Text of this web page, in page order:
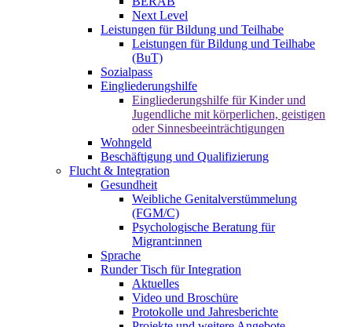
Next Level
Leistungen für Bildung und Teilhabe
Leistungen für Bildung und Teilhabe
(BuT)
Sozialpass
Eingliederungshilfe
Eingliederungshilfe für Kinder und
Jugendliche mit körperlichen, geistigen
oder Sinnesbeeinträchtigungen
Wohngeld
Beschäftigung und Qualifizierung
Flucht & Integration
Gesundheit
Weibliche Genitalverstümmelung
(FGM/C)
Psychologische Beratung für
Migrant:innen
Sprache
Runder Tisch für Integration
Aktuelles
Video und Broschüre
Protokolle und Jahresberichte